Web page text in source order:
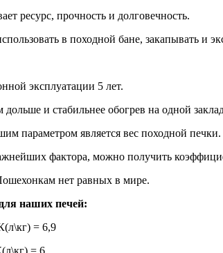
ресурс, прочность и долговечность.
в походной бане, закапывать и
эксплуатации 5 лет.
и стабильнее обогрев на одной
параметром является вес походной печки.
фактора, можно получить
нет равных в мире.
наших печей:
= 6,9
= 6